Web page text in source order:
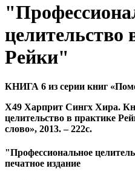
целительство
Рейки"
КНИГА 6 из серии книг
Х49 Харприт Сингх Хира.
целительство в практике
слово», 2013. – 222с.
"Профессиональное
печатное издание